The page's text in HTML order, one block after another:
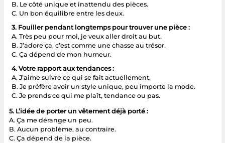
B. Le côté unique et inattendu des pièces.
C. Un bon équilibre entre les deux.
3. Fouiller pendant longtemps pour trouver une pièce :
A. Très peu pour moi, je veux aller droit au but.
B. J’adore ça, c’est comme une chasse au trésor.
C. Ça dépend de mon humeur.
4. Votre rapport aux tendances :
A. J’aime suivre ce qui se fait actuellement.
B. Je préfère avoir un style unique, peu importe la mode.
C. Je prends ce qui me plaît, tendance ou pas.
5. L’idée de porter un vêtement déjà porté :
A. Ça me dérange un peu.
B. Aucun problème, au contraire.
C. Ça dépend de la pièce.